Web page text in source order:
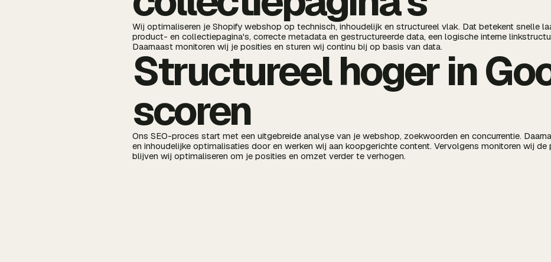
Wij optimaliseren je Shopify webshop op technisch, inhoudelijk en structureel vlak. Dat betekent snelle
product- en collectiepagina's, correcte metadata en gestructureerde data, een logische interne
Daarnaast monitoren wij je posities en sturen wij continu bij op basis van data.
Structureel hoger in
scoren
Ons SEO-proces start met een uitgebreide analyse van je webshop, zoekwoorden en concurrentie.
en inhoudelijke optimalisaties door en werken wij aan koopgerichte content. Vervolgens monitoren wij de
blijven wij optimaliseren om je posities en omzet verder te verhogen.